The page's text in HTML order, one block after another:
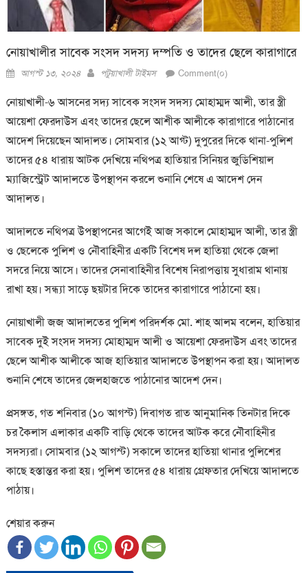
নোয়াখালীর সাবেক সংসদ সদস্য দম্পতি ও তাদের ছেলে কারাগারে
Posted
আগস্ট ১৩, ২০২৪ Author
পটুয়াখালী টাইমস Comment(০)
নোয়াখালী-৬ আসনের সদ্য সাবেক সংসদ সদস্য মোহাম্মদ আলী, তার স্ত্রী
আয়েশা ফেরদাউস এবং তাদের ছেলে আশীক আলীকে কারাগারে পাঠানোর
আদেশ দিয়েছেন আদালত। সোমবার (১২ আগ্ট) দুপুরের দিকে থানা-পুলিশ
তাদের ৫৪ ধারায় আটক দেখিয়ে নথিপত্র হাতিয়ার সিনিয়র জুডিশিয়াল
ম্যাজিস্ট্রেট আদালতে উপস্থাপন করলে শুনানি শেষে এ আদেশ দেন
আদালত।
আদালতে নথিপত্র উপস্থাপনের আগেই আজ সকালে মোহাম্মদ আলী, তার স্ত্রী
ও ছেলেকে পুলিশ ও নৌবাহিনীর একটি বিশেষ দল হাতিয়া থেকে জেলা
সদরে নিয়ে আসে। তাদের সেনাবাহিনীর বিশেষ নিরাপত্তায় সুধারাম থানায়
রাখা হয়। সন্ধ্যা সাড়ে ছয়টার দিকে তাদের কারাগারে পাঠানো হয়।
নোয়াখালী জজ আদালতের পুলিশ পরিদর্শক মো. শাহ আলম বলেন, হাতিয়ার
সাবেক দুই সংসদ সদস্য মোহাম্মদ আলী ও আয়েশা ফেরদাউস এবং তাদের
ছেলে আশীক আলীকে আজ হাতিয়ার আদালতে উপস্থাপন করা হয়। আদালত
শুনানি শেষে তাদের জেলহাজতে পাঠানোর আদেশ দেন।
প্রসঙ্গত, গত শনিবার (১০ আগস্ট) দিবাগত রাত আনুমানিক তিনটার দিকে
চর কৈলাস এলাকার একটি বাড়ি থেকে তাদের আটক করে নৌবাহিনীর
সদস্যরা। সোমবার (১২ আগস্ট) সকালে তাদের হাতিয়া থানার পুলিশের
কাছে হস্তান্তর করা হয়। পুলিশ তাদের ৫৪ ধারায় গ্রেফতার দেখিয়ে আদালতে
পাঠায়।
শেয়ার করুন